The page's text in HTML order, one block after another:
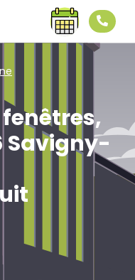
Savigny-